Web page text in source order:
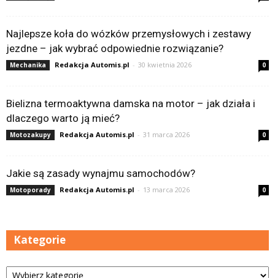
Najlepsze koła do wózków przemysłowych i zestawy
jezdne – jak wybrać odpowiednie rozwiązanie?
Mechanika Redakcja Automis.pl - 30 kwietnia 2026 0
Bielizna termoaktywna damska na motor – jak działa i
dlaczego warto ją mieć?
Motozakupy Redakcja Automis.pl - 31 marca 2026 0
Jakie są zasady wynajmu samochodów?
Motoporady Redakcja Automis.pl - 13 marca 2026 0
Kategorie
Kategorie